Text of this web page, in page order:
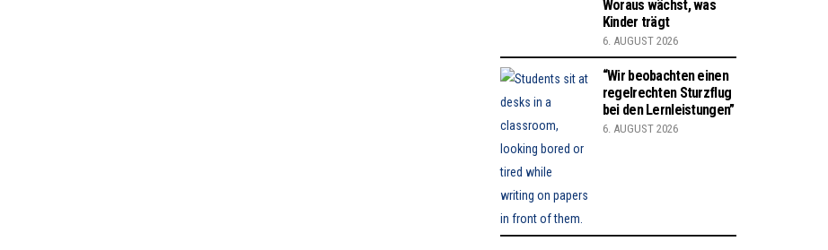
Woraus wächst, was
Kinder trägt
6. AUGUST 2026
“Wir beobachten einen
regelrechten Sturzflug
bei den Lernleistungen”
6. AUGUST 2026